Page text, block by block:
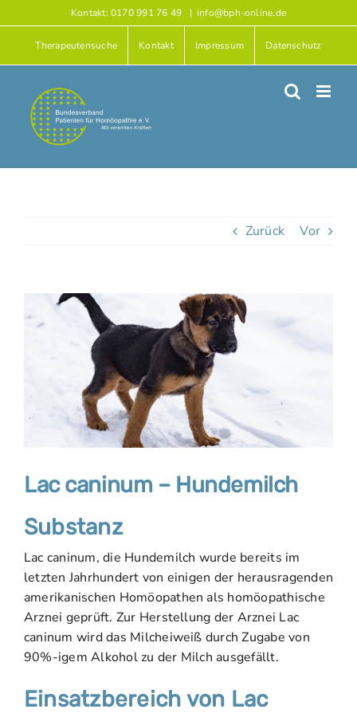
Inhalt
springen
Kontakt: 0170 991 76 49 | info@bph-online.de
Therapeutensuche Kontakt Impressum Datenschutz
Zurück Vor
Lac caninum – Hundemilch
Substanz
Lac caninum, die Hundemilch wurde bereits im
letzten Jahrhundert von einigen der herausragenden
amerikanischen Homöopathen als homöopathische
Arznei geprüft. Zur Herstellung der Arznei Lac
caninum wird das Milcheiweiß durch Zugabe von
90%-igem Alkohol zu der Milch ausgefällt.
Einsatzbereich von Lac